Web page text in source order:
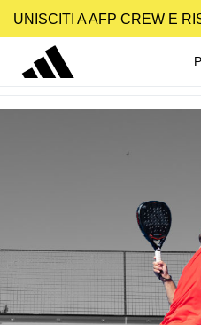
UNISCITI A AFP CREW E